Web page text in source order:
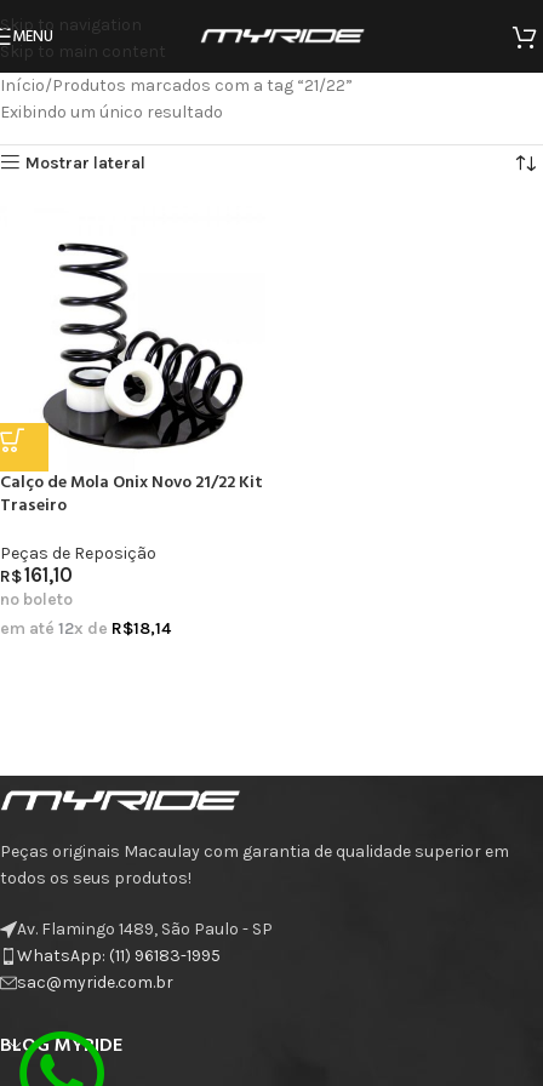
Skip to navigation
Skip to main content
MENU
Início Produtos marcados com a tag “21/22”
Exibindo um único resultado
Mostrar lateral
Calço de Mola Onix Novo 21/22 Kit
Traseiro
Peças de Reposição
R$161,10
no boleto
em até 12x de R$18,14
Peças originais Macaulay com garantia de qualidade superior em
todos os seus produtos!
Av. Flamingo 1489, São Paulo - SP
WhatsApp: (11) 96183-1995
sac@myride.com.br
BLOG MYRIDE